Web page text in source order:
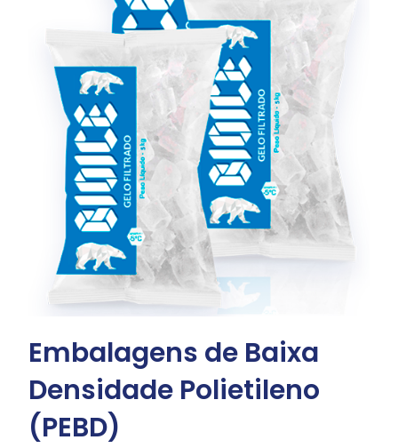
Embalagens de Baixa
Densidade Polietileno
(PEBD)